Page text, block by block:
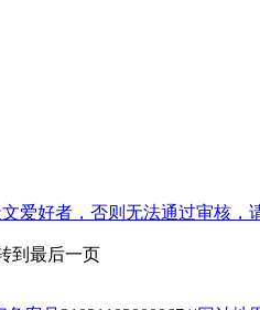
爱好者，否则无法通过审核，
到最后一页